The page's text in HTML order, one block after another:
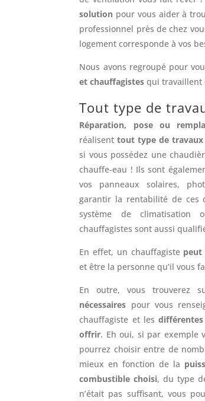
solution pour vous aider à
professionnel près de chez
logement corresponde à vos
Nous avons regroupé pour
et chauffagistes qui travaillent
Tout type de
Réparation, pose ou
réalisenttout type de travaux
si vous possédez une
chauffe-eau ! Ils sont
vos panneaux solaires,
garantir la rentabilité de ces
système de climatisation
chauffagistes sont aussi
En effet, un chauffagiste peut
et être la personne qu’il vous
En outre, vous trouverez
nécessaires pour vous
chauffagiste et les
offrir. Eh oui, si par exemple
pourrez choisir entre de
mieux en fonction de la
combustible choisi, du type
n’était pas suffisant, vous